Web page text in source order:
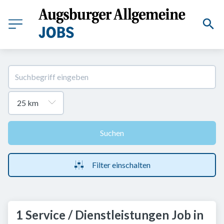
Suchen
Filter einschalten
1 Service / Dienstleistungen Job in